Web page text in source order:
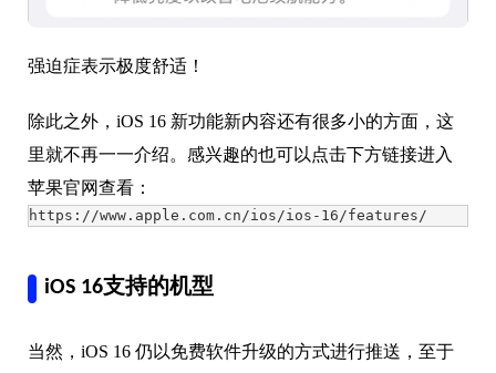
强迫症表示极度舒适！
除此之外，iOS 16 新功能新内容还有很多小的方面，这
里就不再一一介绍。感兴趣的也可以点击下方链接进入
苹果官网查看：
https://www.apple.com.cn/ios/ios-16/features/
iOS 16支持的机型
当然，iOS 16 仍以免费软件升级的方式进行推送，至于